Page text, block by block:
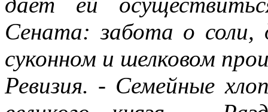
Ceната: забота о соли,
суконном и шелковом
Ревизия. - Семейные